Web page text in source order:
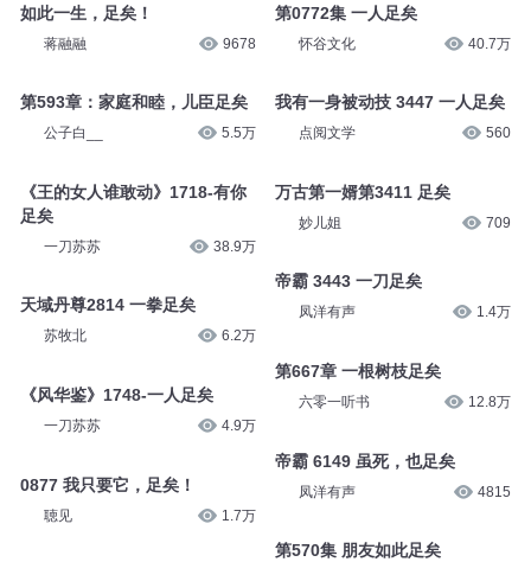
如此一生，足矣！
蒋融融 9678
第593章：家庭和睦，儿臣足矣
公子白__ 5.5万
《王的女人谁敢动》1718-有你
足矣
一刀苏苏 38.9万
天域丹尊2814 一拳足矣
苏牧北 6.2万
《风华鉴》1748-一人足矣
一刀苏苏 4.9万
0877 我只要它，足矣！
聴见 1.7万
第0772集 一人足矣
怀谷文化 40.7万
我有一身被动技 3447 一人足矣
点阅文学 560
万古第一婿第3411 足矣
妙儿姐 709
帝霸 3443 一刀足矣
凤洋有声 1.4万
第667章 一根树枝足矣
六零一听书 12.8万
帝霸 6149 虽死，也足矣
凤洋有声 4815
第570集 朋友如此足矣